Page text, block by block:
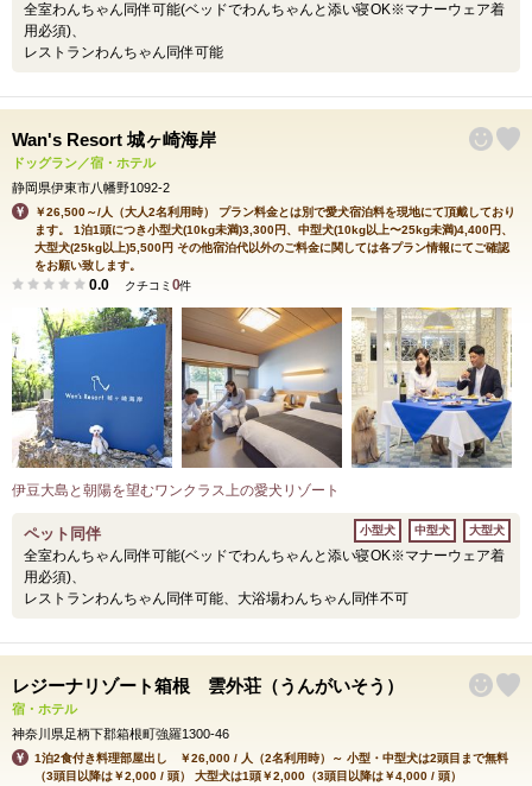
全室わんちゃん同伴可能(ベッドでわんちゃんと添い寝OK※マナーウェア着
用必須)、
レストランわんちゃん同伴可能
Wan's Resort 城ヶ崎海岸
ドッグラン／宿・ホテル
静岡県伊東市八幡野1092-2
￥26,500～/人（大人2名利用時） プラン料金とは別で愛犬宿泊料を現地にて頂戴しており
ます。 1泊1頭につき小型犬(10kg未満)3,300円、中型犬(10kg以上〜25kg未満)4,400円、
大型犬(25kg以上)5,500円 その他宿泊代以外のご料金に関しては各プラン情報にてご確認
をお願い致します。
0.0 クチコミ 0件
伊豆大島と朝陽を望むワンクラス上の愛犬リゾート
ペット同伴
全室わんちゃん同伴可能(ベッドでわんちゃんと添い寝OK※マナーウェア着
用必須)、
レストランわんちゃん同伴可能、大浴場わんちゃん同伴不可
小型犬 中型犬 大型犬
レジーナリゾート箱根 雲外荘（うんがいそう）
宿・ホテル
神奈川県足柄下郡箱根町強羅1300-46
1泊2食付き料理部屋出し ￥26,000 / 人（2名利用時）～ 小型・中型犬は2頭目まで無料
（3頭目以降は￥2,000 / 頭） 大型犬は1頭￥2,000（3頭目以降は￥4,000 / 頭）